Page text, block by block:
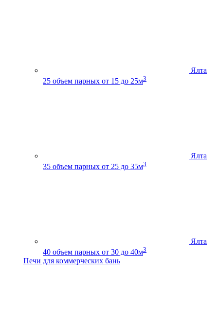
Ялта
25 объем парных от 15 до 25м3
Ялта
35 объем парных от 25 до 35м3
Ялта
40 объем парных от 30 до 40м3
Печи для коммерческих бань